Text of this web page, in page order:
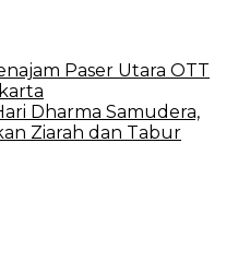
Paser Utara OTT
Dharma Samudera,
Ziarah dan Tabur